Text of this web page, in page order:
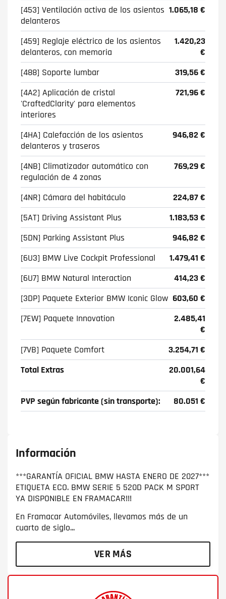
[453] Ventilación activa de los asientos
delanteros
1.065,18 €
[459] Reglaje eléctrico de los asientos
delanteros, con memoria
1.420,23
€
[488] Soporte lumbar
319,56 €
[4A2] Aplicación de cristal
'CraftedClarity' para elementos
interiores
721,96 €
[4HA] Calefacción de los asientos
delanteros y traseros
946,82 €
[4NB] Climatizador automático con
regulación de 4 zonas
769,29 €
[4NR] Cámara del habitáculo
224,87 €
[5AT] Driving Assistant Plus
1.183,53 €
[5DN] Parking Assistant Plus
946,82 €
[6U3] BMW Live Cockpit Professional
1.479,41 €
[6U7] BMW Natural Interaction
414,23 €
[3DP] Paquete Exterior BMW Iconic Glow 603,60 €
[7EW] Paquete Innovation
2.485,41
€
[7VB] Paquete Comfort
3.254,71 €
Total Extras
20.001,64
€
PVP según fabricante (sin transporte):
80.051 €
Información
***GARANTÍA OFICIAL BMW HASTA ENERO DE 2027***
ETIQUETA ECO. BMW SERIE 5 520D PACK M SPORT
YA DISPONIBLE EN FRAMACAR!!!
En Framacar Automóviles, llevamos más de un
cuarto de siglo...
VER MÁS